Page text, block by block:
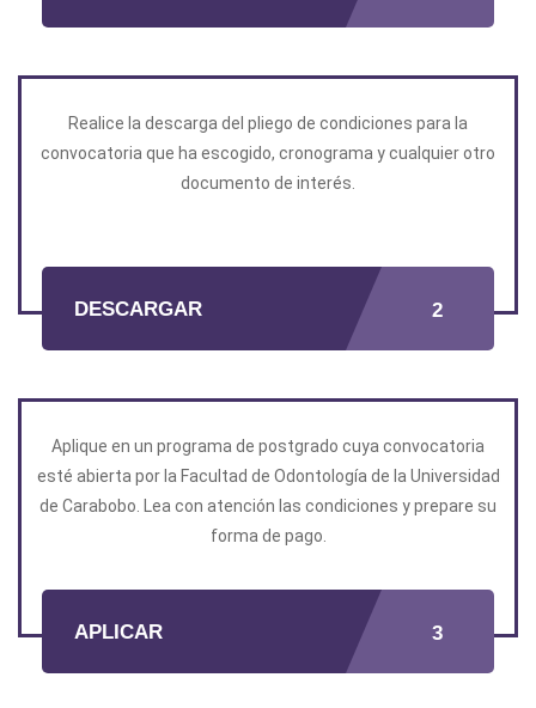
Realice la descarga del pliego de condiciones para la
convocatoria que ha escogido, cronograma y cualquier otro
documento de interés.
DESCARGAR 2
Aplique en un programa de postgrado cuya convocatoria
esté abierta por la Facultad de Odontología de la Universidad
de Carabobo. Lea con atención las condiciones y prepare su
forma de pago.
APLICAR 3